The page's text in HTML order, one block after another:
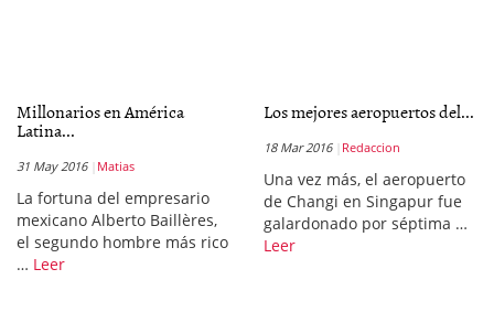
Millonarios en América
Latina...
31 May 2016 Matias
La fortuna del empresario
mexicano Alberto Baillères,
el segundo hombre más rico
… Leer
Los mejores aeropuertos del...
18 Mar 2016 Redaccion
Una vez más, el aeropuerto
de Changi en Singapur fue
galardonado por séptima …
Leer